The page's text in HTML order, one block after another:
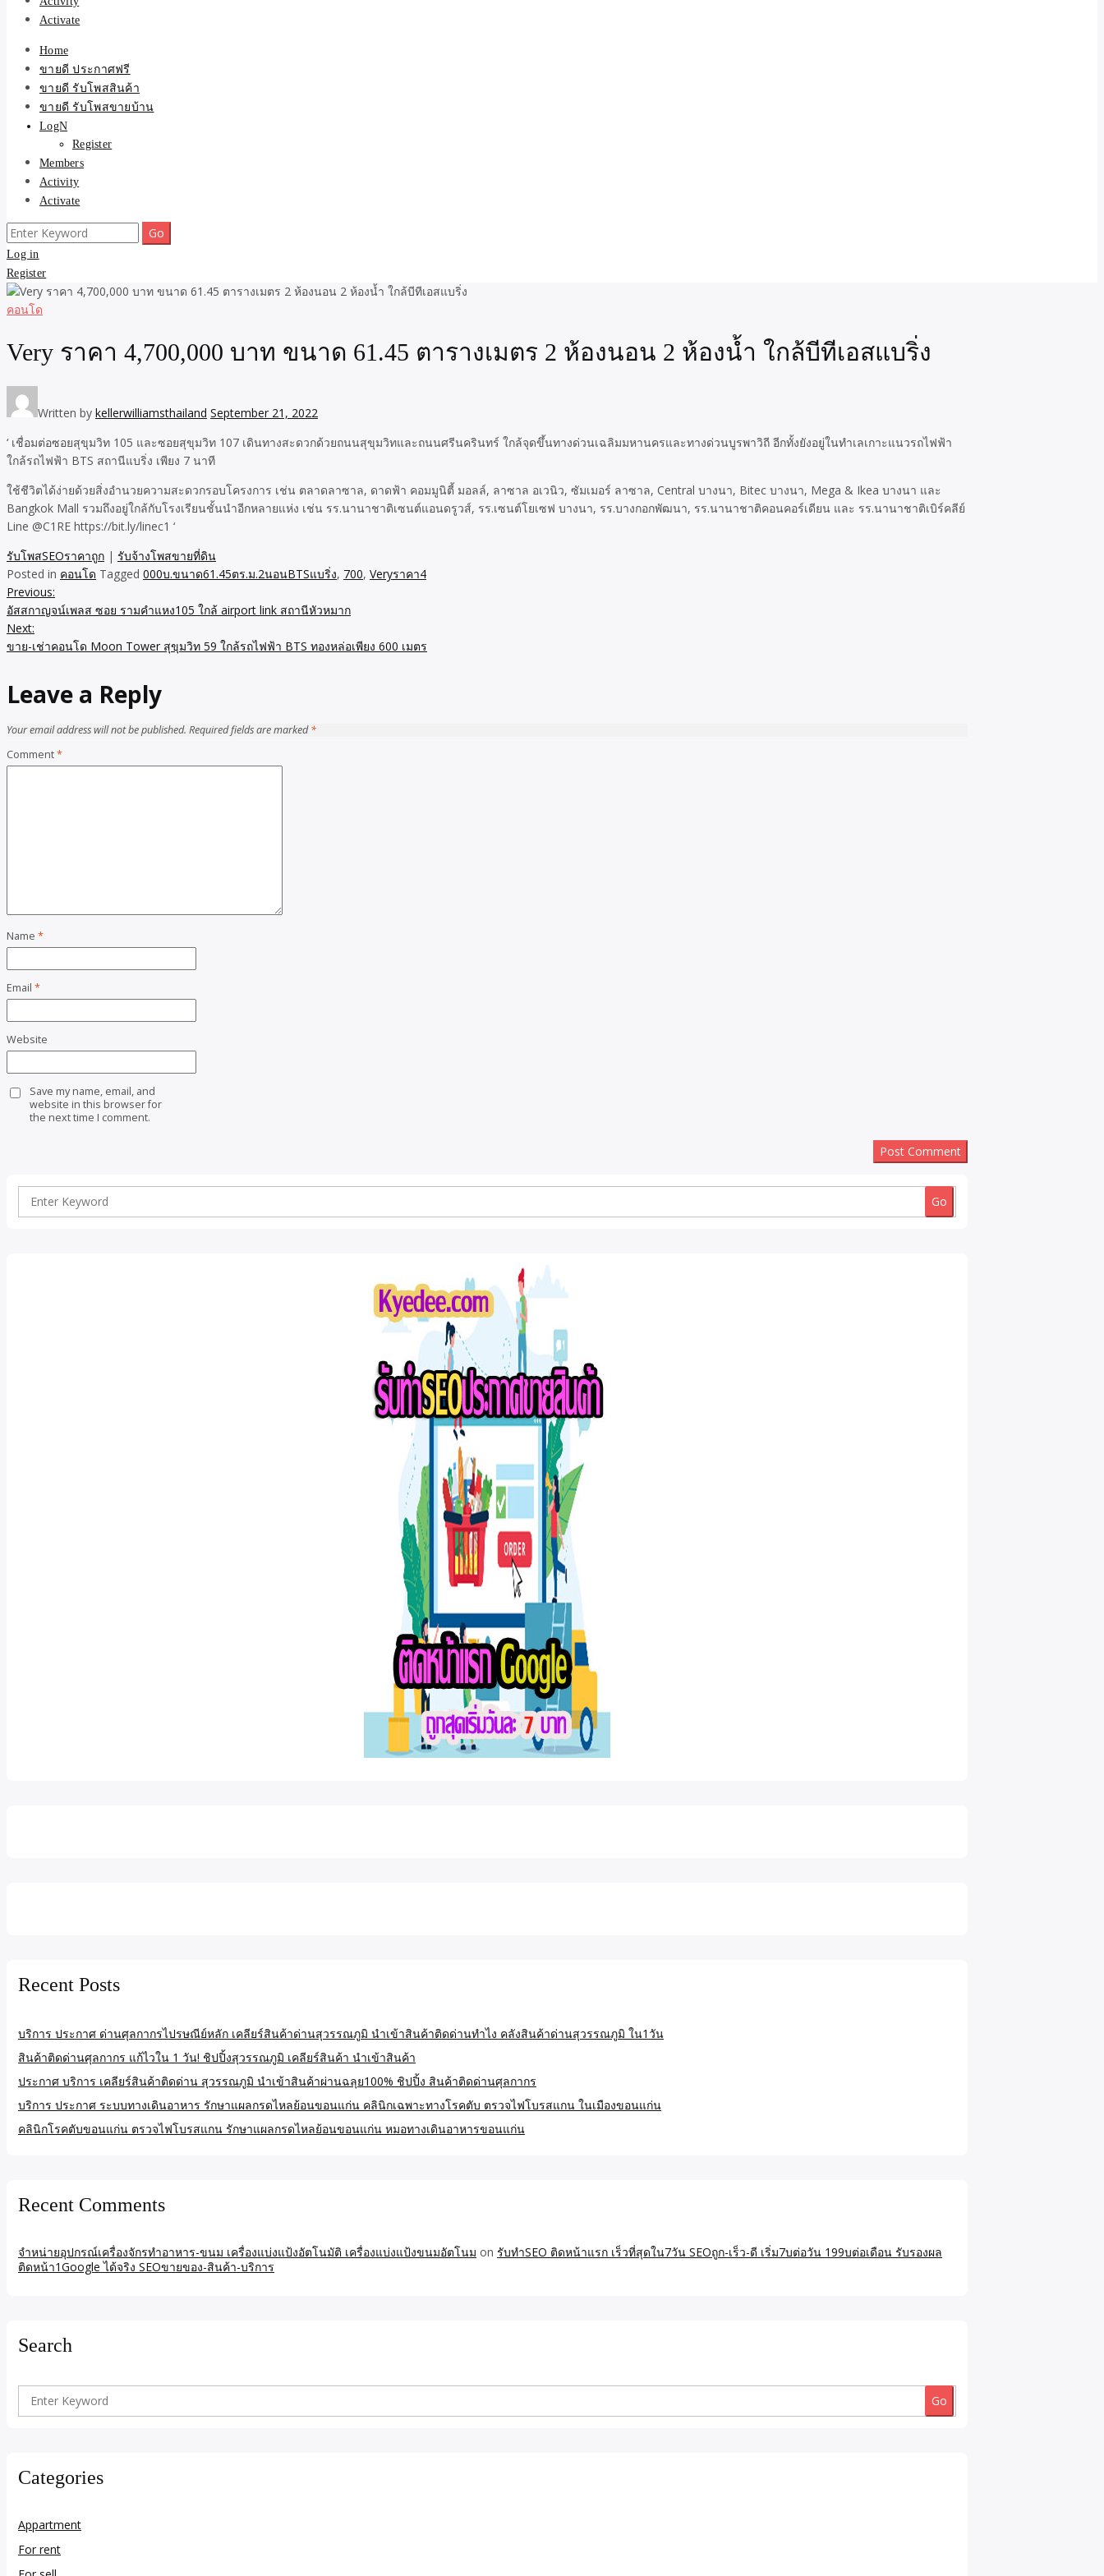
Activate
Home
ขายดี ประกาศฟรี
ขายดี รับโพสสินค้า
ขายดี รับโพสขายบ้าน
LogN
Register
Members
Activity
Activate
Search
for:
Log in
Register
คอนโด
Very ราคา 4,700,000 บาท ขนาด 61.45 ตารางเมตร 2 ห้องนอน 2 ห้องน้ำ ใกล้บีทีเอสแบริ่ง
Written by kellerwilliamsthailand September 21, 2022
‘ เชื่อมต่อซอยสุขุมวิท 105 และซอยสุขุมวิท 107 เดินทางสะดวกด้วยถนนสุขุมวิทและถนนศรีนครินทร์ ใกล้จุดขึ้นทางด่วนเฉลิมมหานครและทางด่วนบูรพาวิถี อีกทั้งยังอยู่ในทำเลเกาะแนวรถไฟฟ้า
ใกล้รถไฟฟ้า BTS สถานีแบริ่ง เพียง 7 นาที
ใช้ชีวิตได้ง่ายด้วยสิ่งอำนวยความสะดวกรอบโครงการ เช่น ตลาดลาซาล, ดาดฟ้า คอมมูนิตี้ มอลล์, ลาซาล อเวนิว, ซัมเมอร์ ลาซาล, Central บางนา, Bitec บางนา, Mega & Ikea บางนา และ
Bangkok Mall รวมถึงอยู่ใกล้กับโรงเรียนชั้นนำอีกหลายแห่ง เช่น รร.นานาชาติเซนต์แอนดรูวส์, รร.เซนต์โยเซฟ บางนา, รร.บางกอกพัฒนา, รร.นานาชาติคอนคอร์เดียน และ รร.นานาชาติเบิร์คลีย์
Line @C1RE https://bit.ly/linec1 ‘
รับโพสSEOราคาถูก | รับจ้างโพสขายที่ดิน
Posted in คอนโด Tagged 000บ.ขนาด61.45ตร.ม.2นอนBTSแบริ่ง, 700, Veryราคา4
Post
navigation
Previous:
อัสสกาญจน์เพลส ซอย รามคำแหง105 ใกล้ airport link สถานีหัวหมาก
Next:
ขาย-เช่าคอนโด Moon Tower สุขุมวิท 59 ใกล้รถไฟฟ้า BTS ทองหล่อเพียง 600 เมตร
Leave a Reply
Your email address will not be published. Required fields are marked*
Comment*
Name *
Email *
Website
Save my name, email, and
website in this browser for
the next time I comment.
Search
Recent Posts
บริการ ประกาศ ด่านศุลกากรไปรษณีย์หลัก เคลียร์สินค้าด่านสุวรรณภูมิ นำเข้าสินค้าติดด่านทำไง คลังสินค้าด่านสุวรรณภูมิ ใน1วัน
สินค้าติดด่านศุลกากร แก้ไวใน 1 วัน! ชิปปิ้งสุวรรณภูมิ เคลียร์สินค้า นำเข้าสินค้า
ประกาศ บริการ เคลียร์สินค้าติดด่าน สุวรรณภูมิ นำเข้าสินค้าผ่านฉลุย100% ชิปปิ้ง สินค้าติดด่านศุลกากร
บริการ ประกาศ ระบบทางเดินอาหาร รักษาแผลกรดไหลย้อนขอนแก่น คลินิกเฉพาะทางโรคตับ ตรวจไฟโบรสแกน ในเมืองขอนแก่น
คลินิกโรคตับขอนแก่น ตรวจไฟโบรสแกน รักษาแผลกรดไหลย้อนขอนแก่น หมอทางเดินอาหารขอนแก่น
Recent Comments
จำหน่ายอุปกรณ์เครื่องจักรทำอาหาร-ขนม เครื่องแบ่งแป้งอัตโนมัติ เครื่องแบ่งแป้งขนมอัตโนม on รับทำSEO ติดหน้าแรก เร็วที่สุดใน7วัน SEOถูก-เร็ว-ดี เริ่ม7บต่อวัน 199บต่อเดือน รับรองผล
ติดหน้า1Google ได้จริง SEOขายของ-สินค้า-บริการ
Search
Search
Categories
Appartment
For rent